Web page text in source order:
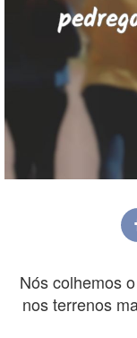
Nós colhemos
nos terrenos